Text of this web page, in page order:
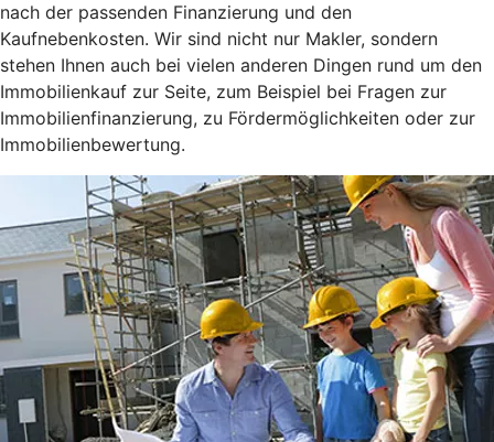
nach der passenden Finanzierung und den
Kaufnebenkosten. Wir sind nicht nur Makler, sondern
stehen Ihnen auch bei vielen anderen Dingen rund um den
Immobilienkauf zur Seite, zum Beispiel bei Fragen zur
Immobilienfinanzierung, zu Fördermöglichkeiten oder zur
Immobilienbewertung.